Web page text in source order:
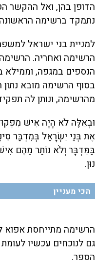
הדופן בהן, ואל ההקשר
נתמקד ברשימה
למניית בני ישראל
הנספים במגפה, וממילא
בסוף הרשימה מובא
מהרשימה, ונותן לה
וּבְאֵלֶּה לֹא הָיָה אִישׁ
אֶת בְּנֵי יִשְׂרָאֵל בְּמִדְבַּר
בַּמִּדְבָּר וְלֹא נוֹתַר מֵהֶם
נוּן.
הכי מעניין
הרשימה מתייחסת אפוא
גם לנוכחים עכשיו
הספר.